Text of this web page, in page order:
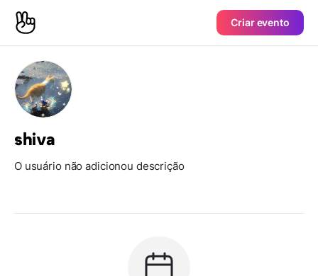
Criar evento
shiva
O usuário não adicionou descrição